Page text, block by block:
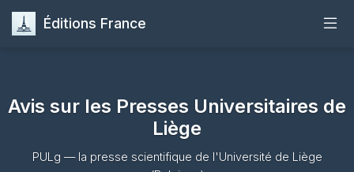
Éditions France
Publier
Maisons d'Édition
Avis sur les Presses Universitaires de
Liège
PULg — la presse scientifique de l'Université de Liège